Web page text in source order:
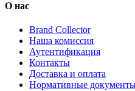
О нас
Brand Collector
Наша комиссия
Аутентификация
Контакты
Доставка и оплата
Нормативные